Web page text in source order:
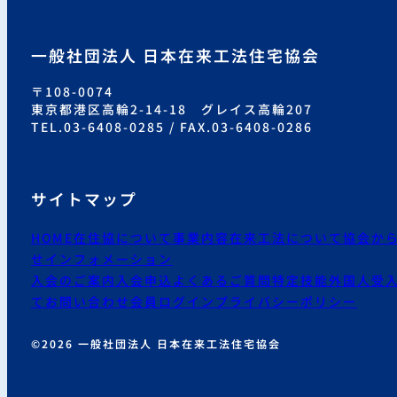
一般社団法人 日本在来工法住宅協会
〒108-0074
東京都港区高輪2-14-18 グレイス高輪207
TEL.03-6408-0285 / FAX.03-6408-0286
サイトマップ
HOME在住協について事業内容在来工法について協会か
せ インフォメーション
入会のご案内 入会申込 よくあるご質問特定技能外国人受
て お問い合わせ会員ログイン プライバシーポリシー
©2026 一般社団法人 日本在来工法住宅協会